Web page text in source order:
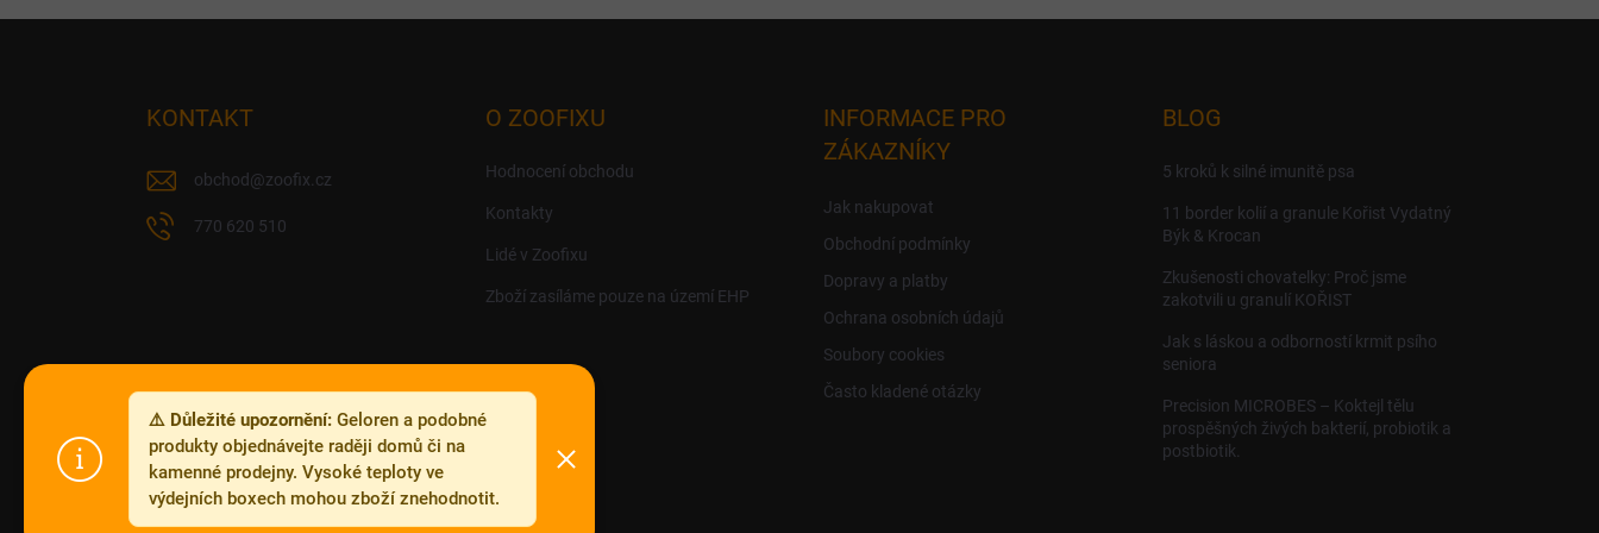
⚠️ Důležité upozornění: Geloren a podobné
produkty objednávejte raději domů či na
kamenné prodejny. Vysoké teploty ve
výdejních boxech mohou zboží znehodnotit.
KONTAKT
obchod @zoofix.cz
770 620 510
O ZOOFIXU
Hodnocení obchodu
Kontakty
Lidé v Zoofixu
Zboží zasíláme pouze na území EHP
INFORMACE PRO
ZÁKAZNÍKY
Jak nakupovat
Obchodní podmínky
Dopravy a platby
Ochrana osobních údajů
Soubory cookies
Často kladené otázky
BLOG
5 kroků k silné imunitě psa
11 border kolií a granule Kořist Vydatný
Býk & Krocan
Zkušenosti chovatelky: Proč jsme
zakotvili u granulí KOŘIST
Jak s láskou a odborností krmit psího
seniora
Precision MICROBES – Koktejl tělu
prospěšných živých bakterií, probiotik a
postbiotik.